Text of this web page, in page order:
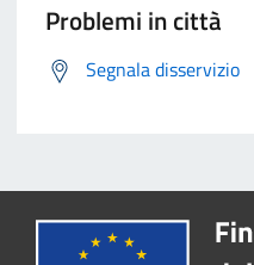
Problemi in città
Segnala disservizio